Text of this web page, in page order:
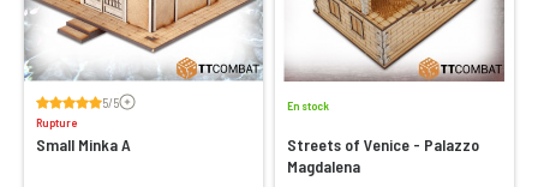
5/5Voir les avis
Rupture
Small Minka A
En stock
Streets of Venice - Palazzo
Magdalena